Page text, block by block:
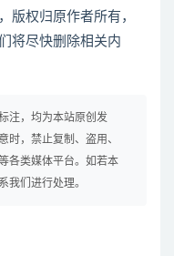
权归原作者所有，
将尽快删除相关内
注，均为本站原创发
时，禁止复制、盗用、
各类媒体平台。如若本
我们进行处理。